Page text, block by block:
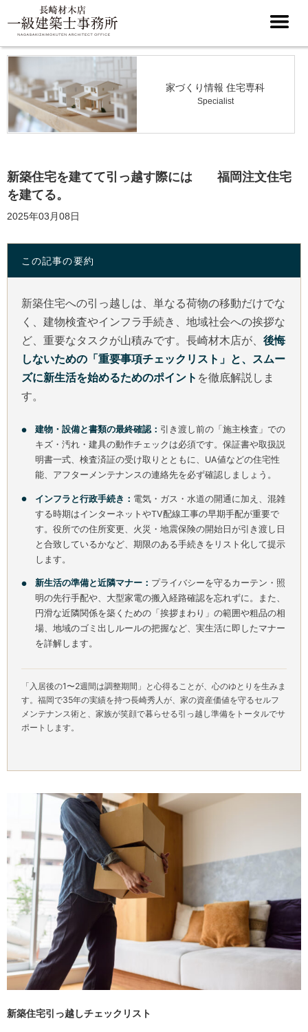
家づくり情報 住宅専科
Specialist
新築住宅を建てて引っ越す際には 福岡注文住宅
を建てる。
2025年03月08日
この記事の要約
新築住宅への引っ越しは、単なる荷物の移動だけでな
く、建物検査やインフラ手続き、地域社会への挨拶な
ど、重要なタスクが山積みです。長崎材木店が、 後悔
しないための「重要事項チェックリスト」と、スムー
ズに新生活を始めるためのポイント を徹底解説しま
す。
建物・設備と書類の最終確認： 引き渡し前の「施主検査」での
キズ・汚れ・建具の動作チェックは必須です。保証書や取扱説
明書一式、検査済証の受け取りとともに、UA値などの住宅性
能、アフターメンテナンスの連絡先を必ず確認しましょう。
インフラと行政手続き： 電気・ガス・水道の開通に加え、混雑
する時期はインターネットやTV配線工事の早期手配が重要で
す。役所での住所変更、火災・地震保険の開始日が引き渡し日
と合致しているかなど、期限のある手続きをリスト化して提示
します。
新生活の準備と近隣マナー： プライバシーを守るカーテン・照
明の先行手配や、大型家電の搬入経路確認を忘れずに。また、
円滑な近隣関係を築くための「挨拶まわり」の範囲や粗品の相
場、地域のゴミ出しルールの把握など、実生活に即したマナー
を詳解します。
「入居後の1〜2週間は調整期間」と心得ることが、心のゆとりを生みま
す。福岡で35年の実績を持つ長崎秀人が、家の資産価値を守るセルフ
メンテナンス術と、家族が笑顔で暮らせる引っ越し準備をトータルでサ
ポートします。
新築住宅引っ越しチェックリスト